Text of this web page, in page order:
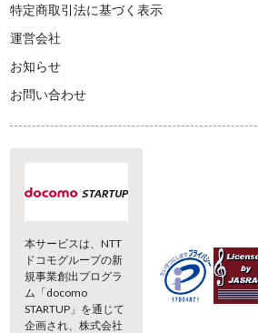
特定商取引法に基づく表示
運営会社
お知らせ
お問い合わせ
本サービスは、NTT
ドコモグループの新
規事業創出プログラ
ム「docomo
STARTUP」を通じて
企画され、株式会社